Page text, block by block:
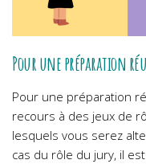
Pour une préparation
Pour une préparation
recours à des jeux de
lesquels vous serez
cas du rôle du jury, il